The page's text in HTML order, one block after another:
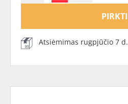
PIRKTI
Atsiėmimas rugpjūčio 7 d.